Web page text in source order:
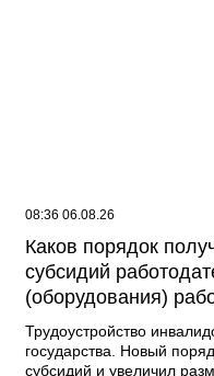
08:36 06.08.26
Каков порядок
субсидий
(оборудования)
Трудоустройство
государства. Новый
субсидий и увеличил